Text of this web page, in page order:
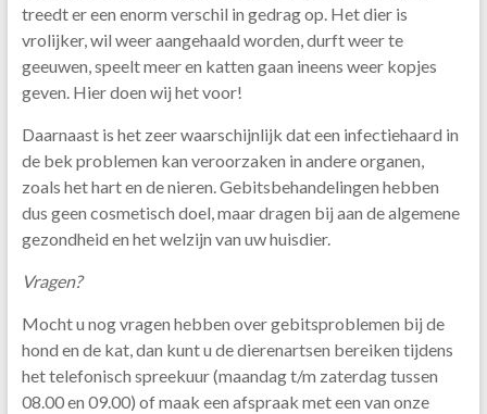
treedt er een enorm verschil in gedrag op. Het dier is
vrolijker, wil weer aangehaald worden, durft weer te
geeuwen, speelt meer en katten gaan ineens weer kopjes
geven. Hier doen wij het voor!
Daarnaast is het zeer waarschijnlijk dat een infectiehaard in
de bek problemen kan veroorzaken in andere organen,
zoals het hart en de nieren. Gebitsbehandelingen hebben
dus geen cosmetisch doel, maar dragen bij aan de algemene
gezondheid en het welzijn van uw huisdier.
Vragen?
Mocht u nog vragen hebben over gebitsproblemen bij de
hond en de kat, dan kunt u de dierenartsen bereiken tijdens
het telefonisch spreekuur (maandag t/m zaterdag tussen
08.00 en 09.00) of maak een afspraak met een van onze